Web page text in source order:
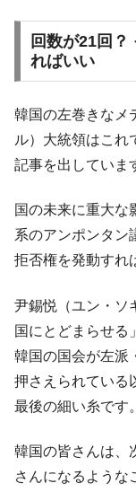
なスーパーリーグ
Fact1
日本人マ
だった選手とは？
Fact1
甲子園通
ている意外な選手
Fact1 セレクト
回数が21回？
ればいい
韓国の左巻きなメ
ル）大統領はこれ
記事を出していま
国の未来に重大な
系のアンポンタン
拒否権を発動すれ
尹錫悦（ユン・ソ
国にとどまらせる
韓国の国会が左派
押さえられている
最後の細い糸です。
韓国の皆さんは、
さんになるような